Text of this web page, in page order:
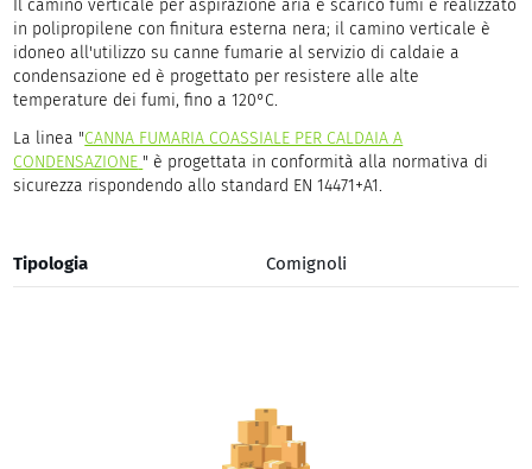
Il camino verticale per aspirazione aria e scarico fumi è realizzato
in polipropilene con finitura esterna nera; il camino verticale è
idoneo all'utilizzo su canne fumarie al servizio di caldaie a
condensazione ed è progettato per resistere alle alte
temperature dei fumi, fino a 120°C.
La linea "CANNA FUMARIA COASSIALE PER CALDAIA A
CONDENSAZIONE " è progettata in conformità alla normativa di
sicurezza rispondendo allo standard EN 14471+A1.
Tipologia Comignoli